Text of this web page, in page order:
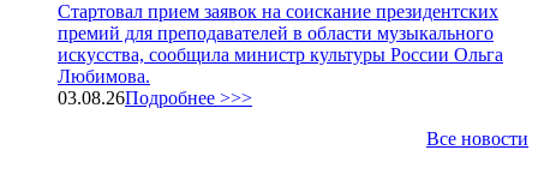
Стартовал прием заявок на соискание президентских
премий для преподавателей в области музыкального
искусства, сообщила министр культуры России Ольга
Любимова.
03.08.26Подробнее >>>
Все новости